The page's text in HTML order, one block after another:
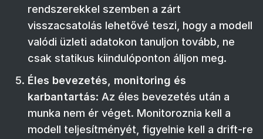
rendszerekkel szemben a zárt
visszacsatolás lehetővé teszi, hogy a modell
valódi üzleti adatokon tanuljon tovább, ne
csak statikus kiindulóponton álljon meg.
Éles bevezetés, monitoring és
karbantartás: Az éles bevezetés után a
munka nem ér véget. Monitoroznia kell a
modell teljesítményét, figyelnie kell a drift-re